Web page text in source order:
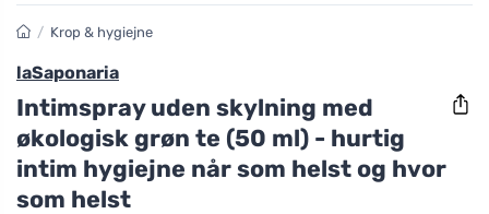
/ Krop & hygiejne
laSaponaria
Intimspray uden skylning med
økologisk grøn te (50 ml) - hurtig
intim hygiejne når som helst og hvor
som helst